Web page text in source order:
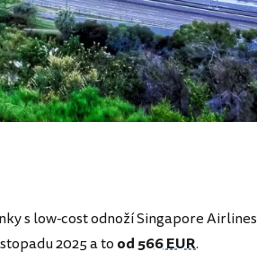
s low-cost odnoží Singapore Airlines
2025 a to od566 EUR.